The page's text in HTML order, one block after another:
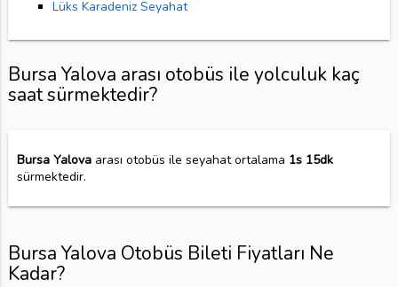
Lüks Karadeniz Seyahat
Bursa Yalova arası otobüs ile yolculuk kaç
saat sürmektedir?
Bursa Yalovaarası otobüs ile seyahat ortalama 1s 15dk
sürmektedir.
Bursa Yalova Otobüs Bileti Fiyatları Ne
Kadar?